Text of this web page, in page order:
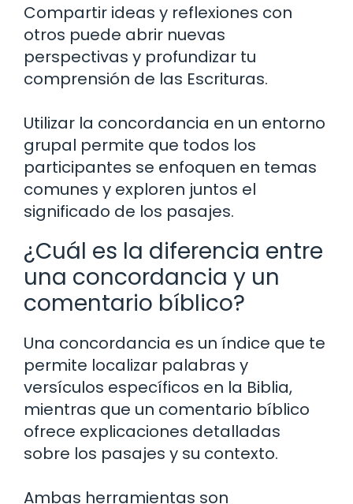
Compartir ideas y reflexiones con
otros puede abrir nuevas
perspectivas y profundizar tu
comprensión de las Escrituras.
Utilizar la concordancia en un entorno
grupal permite que todos los
participantes se enfoquen en temas
comunes y exploren juntos el
significado de los pasajes.
¿Cuál es la diferencia entre
una concordancia y un
comentario bíblico?
Una concordancia es un índice que te
permite localizar palabras y
versículos específicos en la Biblia,
mientras que un comentario bíblico
ofrece explicaciones detalladas
sobre los pasajes y su contexto.
Ambas herramientas son